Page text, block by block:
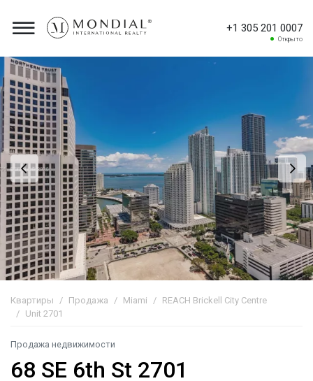
+1 305 201 0007
Открыто
Квартиры Продажа Miami
REACH Brickell City Centre
Unit 2701
Продажа недвижимости
68 SE 6th St 2701